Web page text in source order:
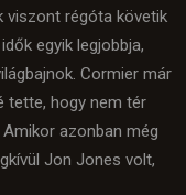
viszont régóta követik
egyik legjobbja,
Cormier már
tette, hogy nem tér
azonban még
Jon Jones volt,